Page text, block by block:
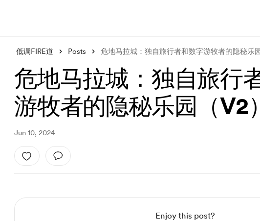
低调FIRE道 Posts 危地马拉城：独自旅行者和数字游牧者的隐秘乐园
危地马拉城：独自旅行
游牧者的隐秘乐园（V2）
Jun 10, 2024
Enjoy this post?